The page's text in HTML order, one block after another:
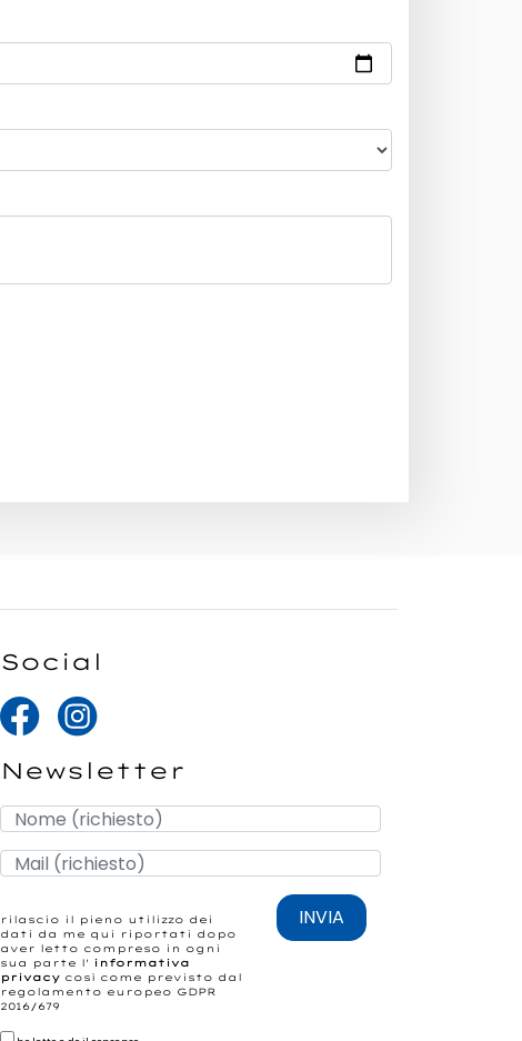
Social
Newsletter
rilascio il pieno utilizzo dei
dati da me qui riportati dopo
aver letto compreso in ogni
sua parte l'
informativa
privacycosì come previsto dal
regolamento europeo GDPR
2016/679
INVIA